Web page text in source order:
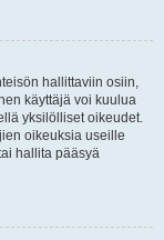
hallittaviin osiin,
käyttäjä voi kuulua
yksilölliset oikeudet.
oikeuksia useille
hallita pääsyä